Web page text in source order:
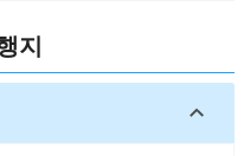
차량으로 2~3시간 소
.
지